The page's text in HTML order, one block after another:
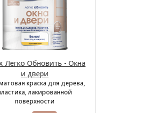
Легко Обновить - Окна
и двери
краска для дерева,
лакированной
поверхности